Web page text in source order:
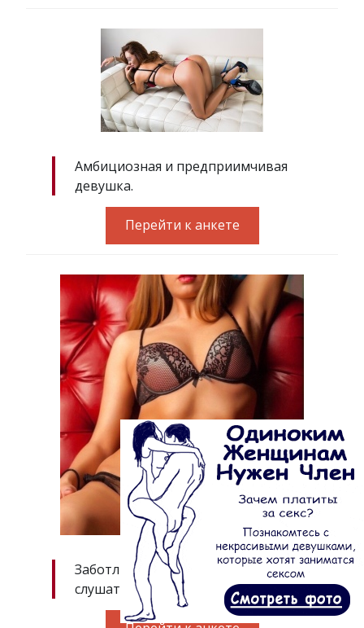
Амбициозная и предприимчивая
девушка.
Перейти к анкете
Заботливая и чуткая, готовая уметь
слушать и помогать.